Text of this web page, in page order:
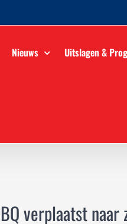
Nieuws Uitslagen &
verplaatst naar